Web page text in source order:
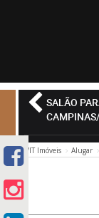
SALÃO
WIT Imóveis Alugar